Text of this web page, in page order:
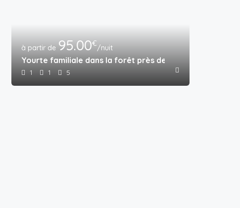
95.00€/nuit
Yourte familiale dans la forêt près de la rivière
1 1 5